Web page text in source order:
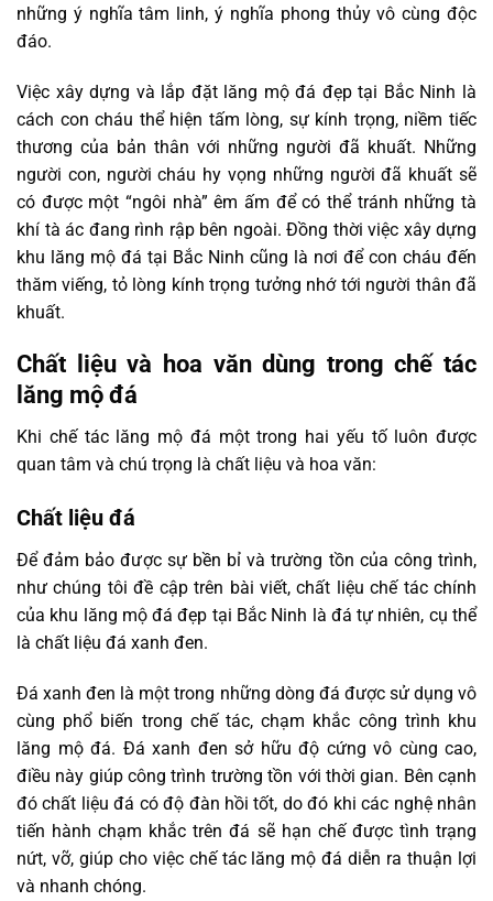
những ý nghĩa tâm linh, ý nghĩa phong thủy vô cùng độc
đáo.
Việc xây dựng và lắp đặt lăng mộ đá đẹp tại Bắc Ninh là
cách con cháu thể hiện tấm lòng, sự kính trọng, niềm tiếc
thương của bản thân với những người đã khuất. Những
người con, người cháu hy vọng những người đã khuất sẽ
có được một “ngôi nhà” êm ấm để có thể tránh những tà
khí tà ác đang rình rập bên ngoài. Đồng thời việc xây dựng
khu lăng mộ đá tại Bắc Ninh cũng là nơi để con cháu đến
thăm viếng, tỏ lòng kính trọng tưởng nhớ tới người thân đã
khuất.
Chất liệu và hoa văn dùng trong chế tác
lăng mộ đá
Khi chế tác lăng mộ đá một trong hai yếu tố luôn được
quan tâm và chú trọng là chất liệu và hoa văn:
Chất liệu đá
Để đảm bảo được sự bền bỉ và trường tồn của công trình,
như chúng tôi đề cập trên bài viết, chất liệu chế tác chính
của khu lăng mộ đá đẹp tại Bắc Ninh là đá tự nhiên, cụ thể
là chất liệu đá xanh đen.
Đá xanh đen là một trong những dòng đá được sử dụng vô
cùng phổ biến trong chế tác, chạm khắc công trình khu
lăng mộ đá. Đá xanh đen sở hữu độ cứng vô cùng cao,
điều này giúp công trình trường tồn với thời gian. Bên cạnh
đó chất liệu đá có độ đàn hồi tốt, do đó khi các nghệ nhân
tiến hành chạm khắc trên đá sẽ hạn chế được tình trạng
nứt, vỡ, giúp cho việc chế tác lăng mộ đá diễn ra thuận lợi
và nhanh chóng.